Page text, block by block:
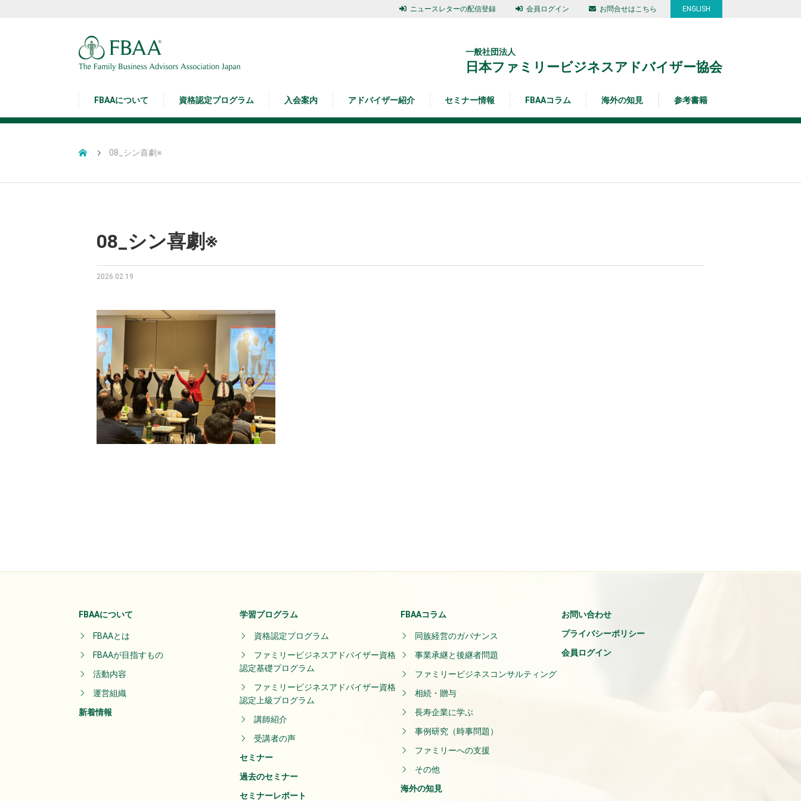
ニュースレターの配信登録 会員ログイン お問合せはこちら ENGLISH
一般社団法人
日本ファミリービジネスアドバイザー協会
FBAAについて 資格認定プログラム 入会案内 アドバイザー紹介 セミナー情報 FBAAコラム 海外の知見 参考書籍
08_シン喜劇※
08_シン喜劇※
2026.02.19
FBAAについて
FBAAとは
FBAAが目指すもの
活動内容
運営組織
新着情報
学習プログラム
資格認定プログラム
ファミリービジネスアドバイザー資格
認定基礎プログラム
ファミリービジネスアドバイザー資格
認定上級プログラム
講師紹介
受講者の声
セミナー
過去のセミナー
セミナーレポート
FBAAコラム
同族経営のガバナンス
事業承継と後継者問題
ファミリービジネスコンサルティング
相続・贈与
長寿企業に学ぶ
事例研究（時事問題）
ファミリーへの支援
その他
海外の知見
お問い合わせ
プライバシーポリシー
会員ログイン